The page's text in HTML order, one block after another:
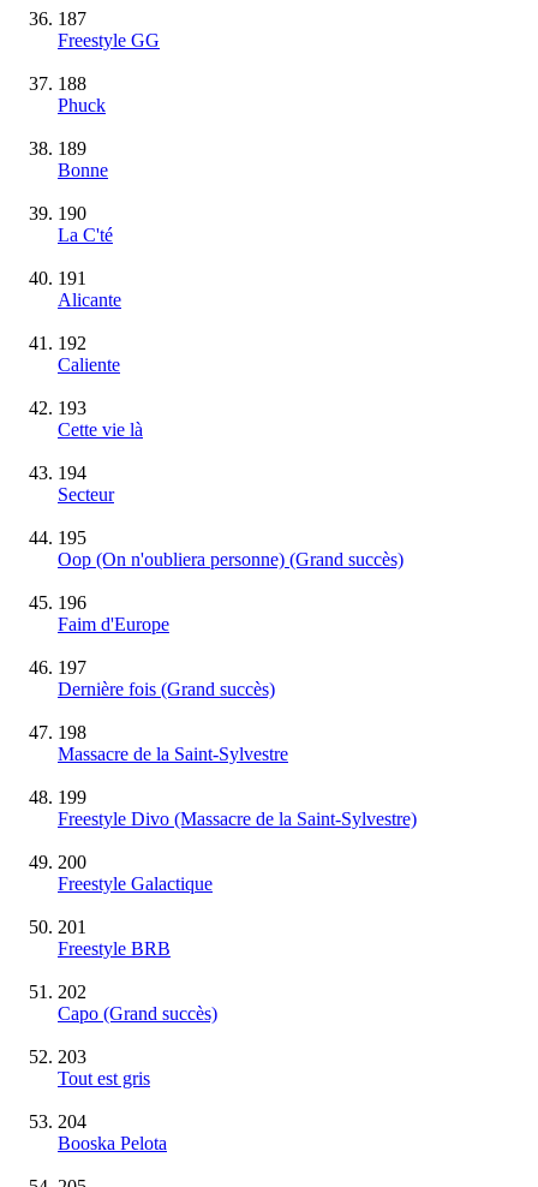
187
Freestyle GG
188
Phuck
189
Bonne
190
La C'té
191
Alicante
192
Caliente
193
Cette vie là
194
Secteur
195
Oop (On n'oubliera personne) (Grand succès)
196
Faim d'Europe
197
Dernière fois (Grand succès)
198
Massacre de la Saint-Sylvestre
199
Freestyle Divo (Massacre de la Saint-Sylvestre)
200
Freestyle Galactique
201
Freestyle BRB
202
Capo (Grand succès)
203
Tout est gris
204
Booska Pelota